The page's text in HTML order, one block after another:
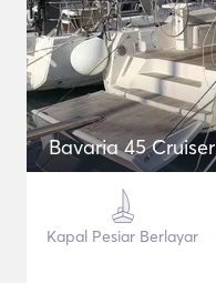
Bavaria 45 Cruiser
Kapal Pesiar Berlayar